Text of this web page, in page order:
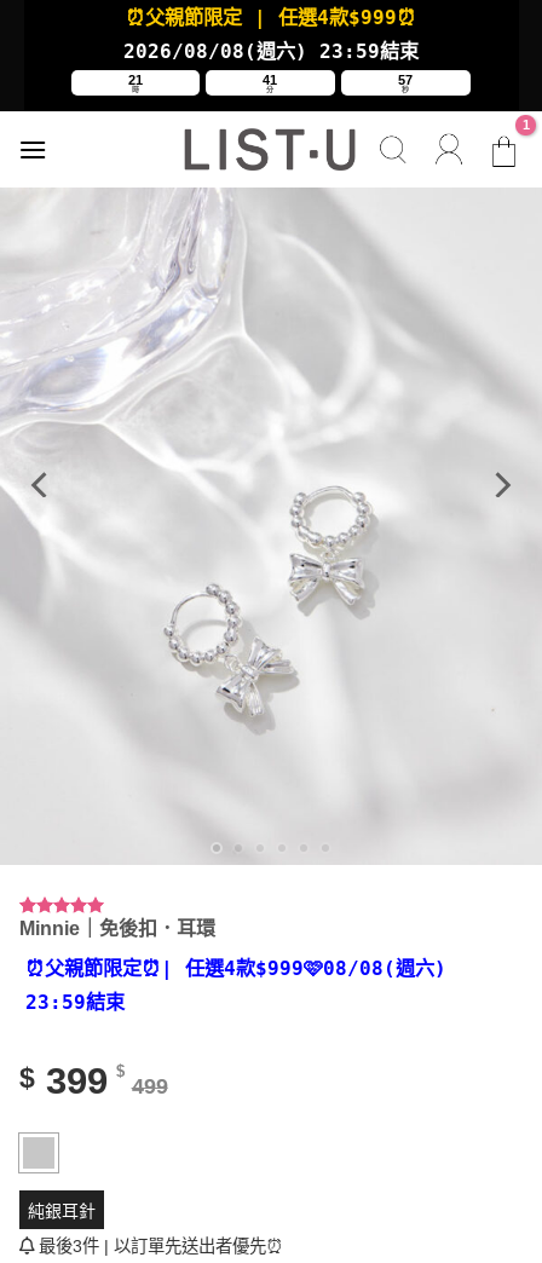
⏰父親節限定 | 任選4款$999⏰
2026/08/08(週六) 23:59結束
21
時
41
分
57
秒
評分4.91
11
位顧客進
行評分
Minnie｜免後扣．耳環
⏰父親節限定⏰ | 任選4款$999🩷08/08(週六)
23:59結束
$ 399 $
499
純銀耳針
最後3件 | 以訂單先送出者優先⏰